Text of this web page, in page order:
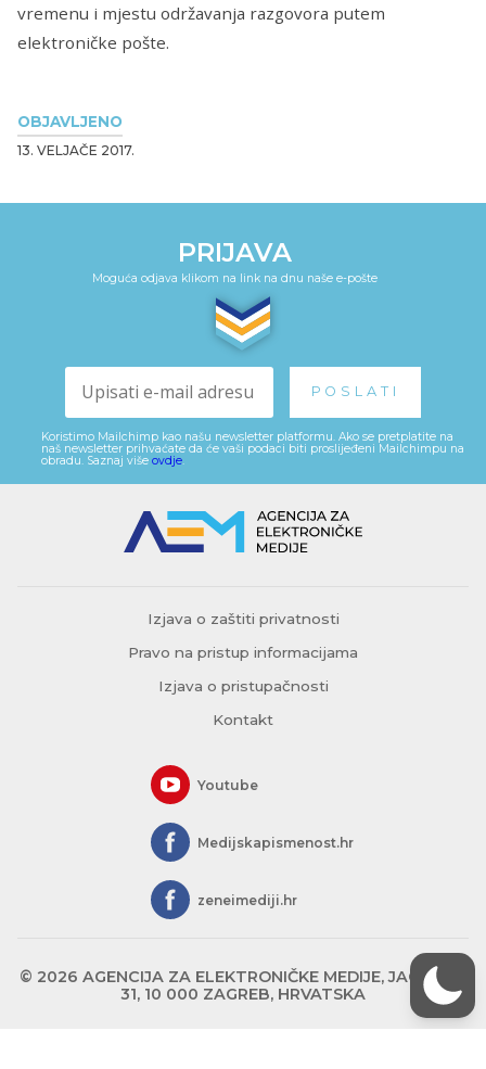
OBJAVLJENO
13. VELJAČE 2017.
vremenu i mjestu održavanja razgovora putem
elektroničke pošte.
PRIJAVA
Moguća odjava klikom na link na dnu naše e-pošte
Koristimo Mailchimp kao našu newsletter platformu. Ako se pretplatite na
naš newsletter prihvaćate da će vaši podaci biti proslijeđeni Mailchimpu na
obradu. Saznaj više ovdje
Izjava o zaštiti privatnosti
Pravo na pristup informacijama
Izjava o pristupačnosti
Kontakt
Youtube
Medijskapismenost.hr
zeneimediji.hr
© 2026 AGENCIJA ZA ELEKTRONIČKE MEDIJE, JAGIĆEVA
31, 10 000 ZAGREB, HRVATSKA